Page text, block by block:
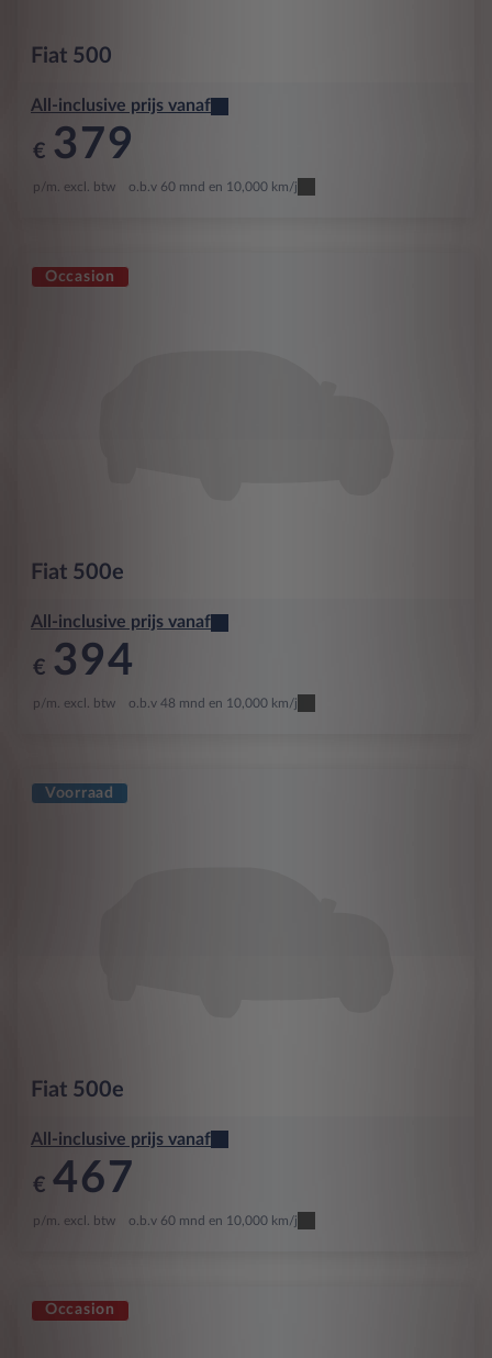
Fiat 500
All-inclusive prijs vanaf
€ 379
p/m. excl. btw o.b.v 60 mnd en 10,000 km/j
Occasion
Fiat 500e
All-inclusive prijs vanaf
€ 394
p/m. excl. btw o.b.v 48 mnd en 10,000 km/j
Voorraad
Fiat 500e
All-inclusive prijs vanaf
€ 467
p/m. excl. btw o.b.v 60 mnd en 10,000 km/j
Occasion